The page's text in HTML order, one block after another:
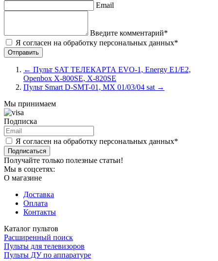
Email
Введите комментарий*
Я согласен на обработку персональных данных*
← Пульт SAT ТЕЛЕКАРТА EVO-1, Energy E1/E2,
Openbox X-800SE, X-820SE
Пульт Smart D-SMT-01, MX 01/03/04 sat →
Мы принимаем
Подписка
Я согласен на обработку персональных данных*
Подписаться
Получайте только полезные статьи!
Мы в соцсетях:
О магазине
Доставка
Оплата
Контакты
Каталог пультов
Расширенный поиск
Пульты для телевизоров
Пульты ДУ по аппаратуре